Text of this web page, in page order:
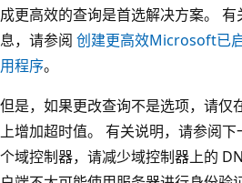
成更高效的查询是首选解决方案。
息，请参阅 创建更高效Microsoft已
用程序。
但是，如果更改查询不是选项，请仅
上增加超时值。 有关说明，请参阅
个域控制器，请减少域控制器上的